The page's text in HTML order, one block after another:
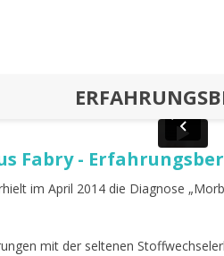
Fabry -
im April 2014 die Diagnose
mit der seltenen